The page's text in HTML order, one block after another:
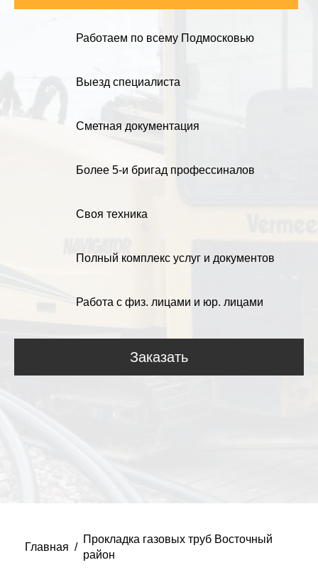
Работаем по всему Подмосковью
Выезд специалиста
Сметная документация
Более 5-и бригад профессиналов
Своя техника
Полный комплекс услуг и документов
Работа с физ. лицами и юр. лицами
Заказать
Главная /
Прокладка газовых труб Восточный
район